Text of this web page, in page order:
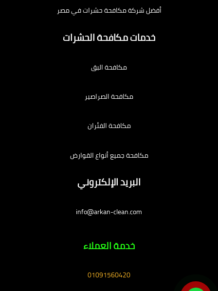
أفضل شركة مكافحة حشرات في مصر
خدمات مكافحة الحشرات
مكافحة البق
مكافحة الصراصير
مكافحة الفئران
مكافحة جميع أنواع القوارض
البريد الإلكتروني
info@arkan-clean.com
خدمة العملاء
01091560420